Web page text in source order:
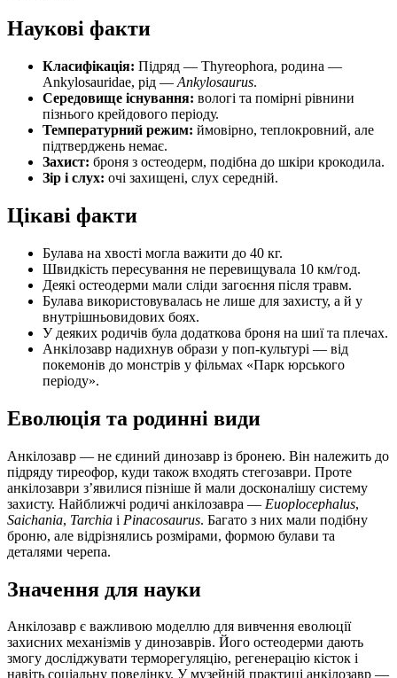
Наукові факти
Класифікація: Підряд — Thyreophora, родина —
Ankylosauridae, рід — Ankylosaurus.
Середовище існування: вологі та помірні рівнини
пізнього крейдового періоду.
Температурний режим: ймовірно, теплокровний, але
підтверджень немає.
Захист: броня з остеодерм, подібна до шкіри крокодила.
Зір і слух: очі захищені, слух середній.
Цікаві факти
Булава на хвості могла важити до 40 кг.
Швидкість пересування не перевищувала 10 км/год.
Деякі остеодерми мали сліди загоєння після травм.
Булава використовувалась не лише для захисту, а й у
внутрішньовидових боях.
У деяких родичів була додаткова броня на шиї та плечах.
Анкілозавр надихнув образи у поп-культурі — від
покемонів до монстрів у фільмах «Парк юрського
періоду».
Еволюція та родинні види
Анкілозавр — не єдиний динозавр із бронею. Він належить до
підряду тиреофор, куди також входять стегозаври. Проте
анкілозаври з’явилися пізніше й мали досконалішу систему
захисту. Найближчі родичі анкілозавра — Euoplocephalus,
Saichania, Tarchia і Pinacosaurus. Багато з них мали подібну
броню, але відрізнялись розмірами, формою булави та
деталями черепа.
Значення для науки
Анкілозавр є важливою моделлю для вивчення еволюції
захисних механізмів у динозаврів. Його остеодерми дають
змогу досліджувати терморегуляцію, регенерацію кісток і
навіть соціальну поведінку. У музейній практиці анкілозавр —